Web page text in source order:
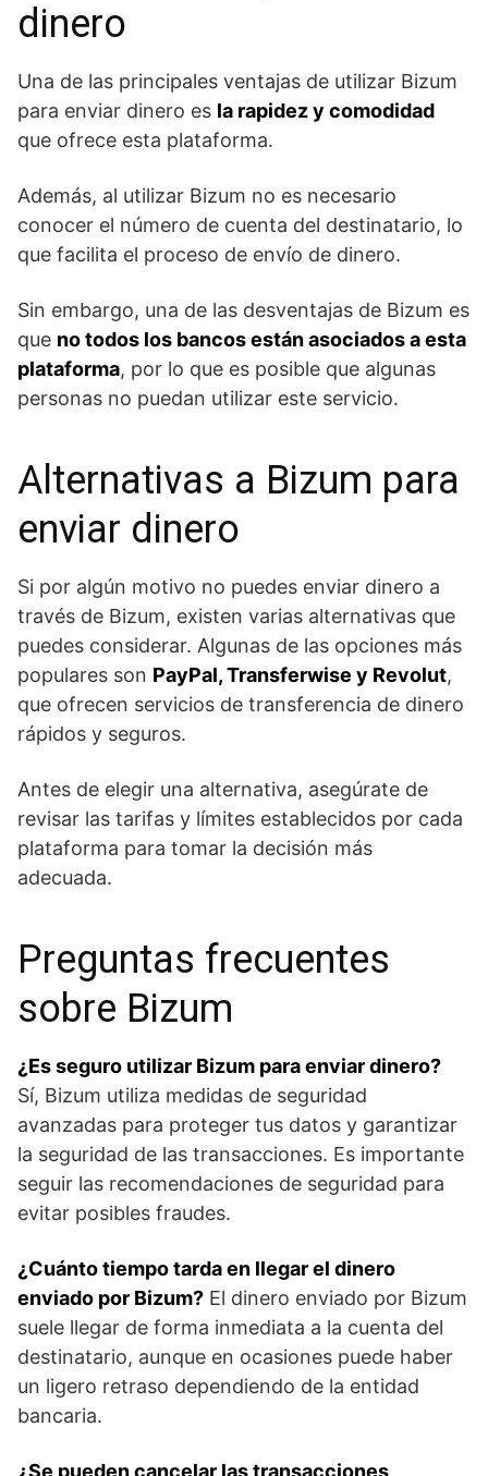
dinero
Una de las principales ventajas de utilizar Bizum
para enviar dinero es la rapidez y comodidad
que ofrece esta plataforma.
Además, al utilizar Bizum no es ⁤necesario
‌conocer el número de cuenta del destinatario, lo
que facilita ‍el proceso de envío de dinero.
Sin ​embargo, una⁣ de las desventajas de‍ Bizum es
que no todos los ⁤bancos están asociados a esta
plataforma, por lo que es posible que algunas
personas no puedan utilizar este servicio.
Alternativas a Bizum para
enviar ⁢dinero
Si por algún‌ motivo no puedes⁤ enviar dinero a
través de Bizum, ⁣existen varias alternativas que
puedes considerar. Algunas de las opciones más
populares son PayPal, Transferwise⁤ y Revolut,
que ofrecen servicios de transferencia de dinero
rápidos ‌y seguros. ‍
Antes de elegir una alternativa, asegúrate de
revisar las tarifas y límites ⁢establecidos⁢ por cada
plataforma para tomar la decisión más
adecuada.
Preguntas‌ frecuentes
sobre Bizum
¿Es seguro utilizar Bizum ​para enviar dinero?
Sí, Bizum utiliza medidas de seguridad
avanzadas para proteger tus datos y garantizar
la seguridad de las transacciones. Es importante⁣
seguir las recomendaciones ⁢de seguridad para
evitar posibles fraudes.
¿Cuánto tiempo tarda en llegar ⁣el dinero
enviado por Bizum? El dinero enviado por Bizum
suele llegar de forma inmediata a ⁢la cuenta del
⁣destinatario, aunque en ocasiones puede haber
un ligero retraso dependiendo de la entidad
bancaria.